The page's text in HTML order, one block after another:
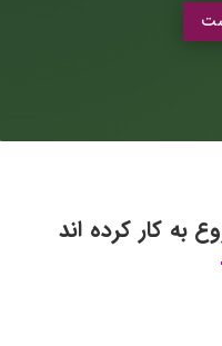
به کار کرده اند